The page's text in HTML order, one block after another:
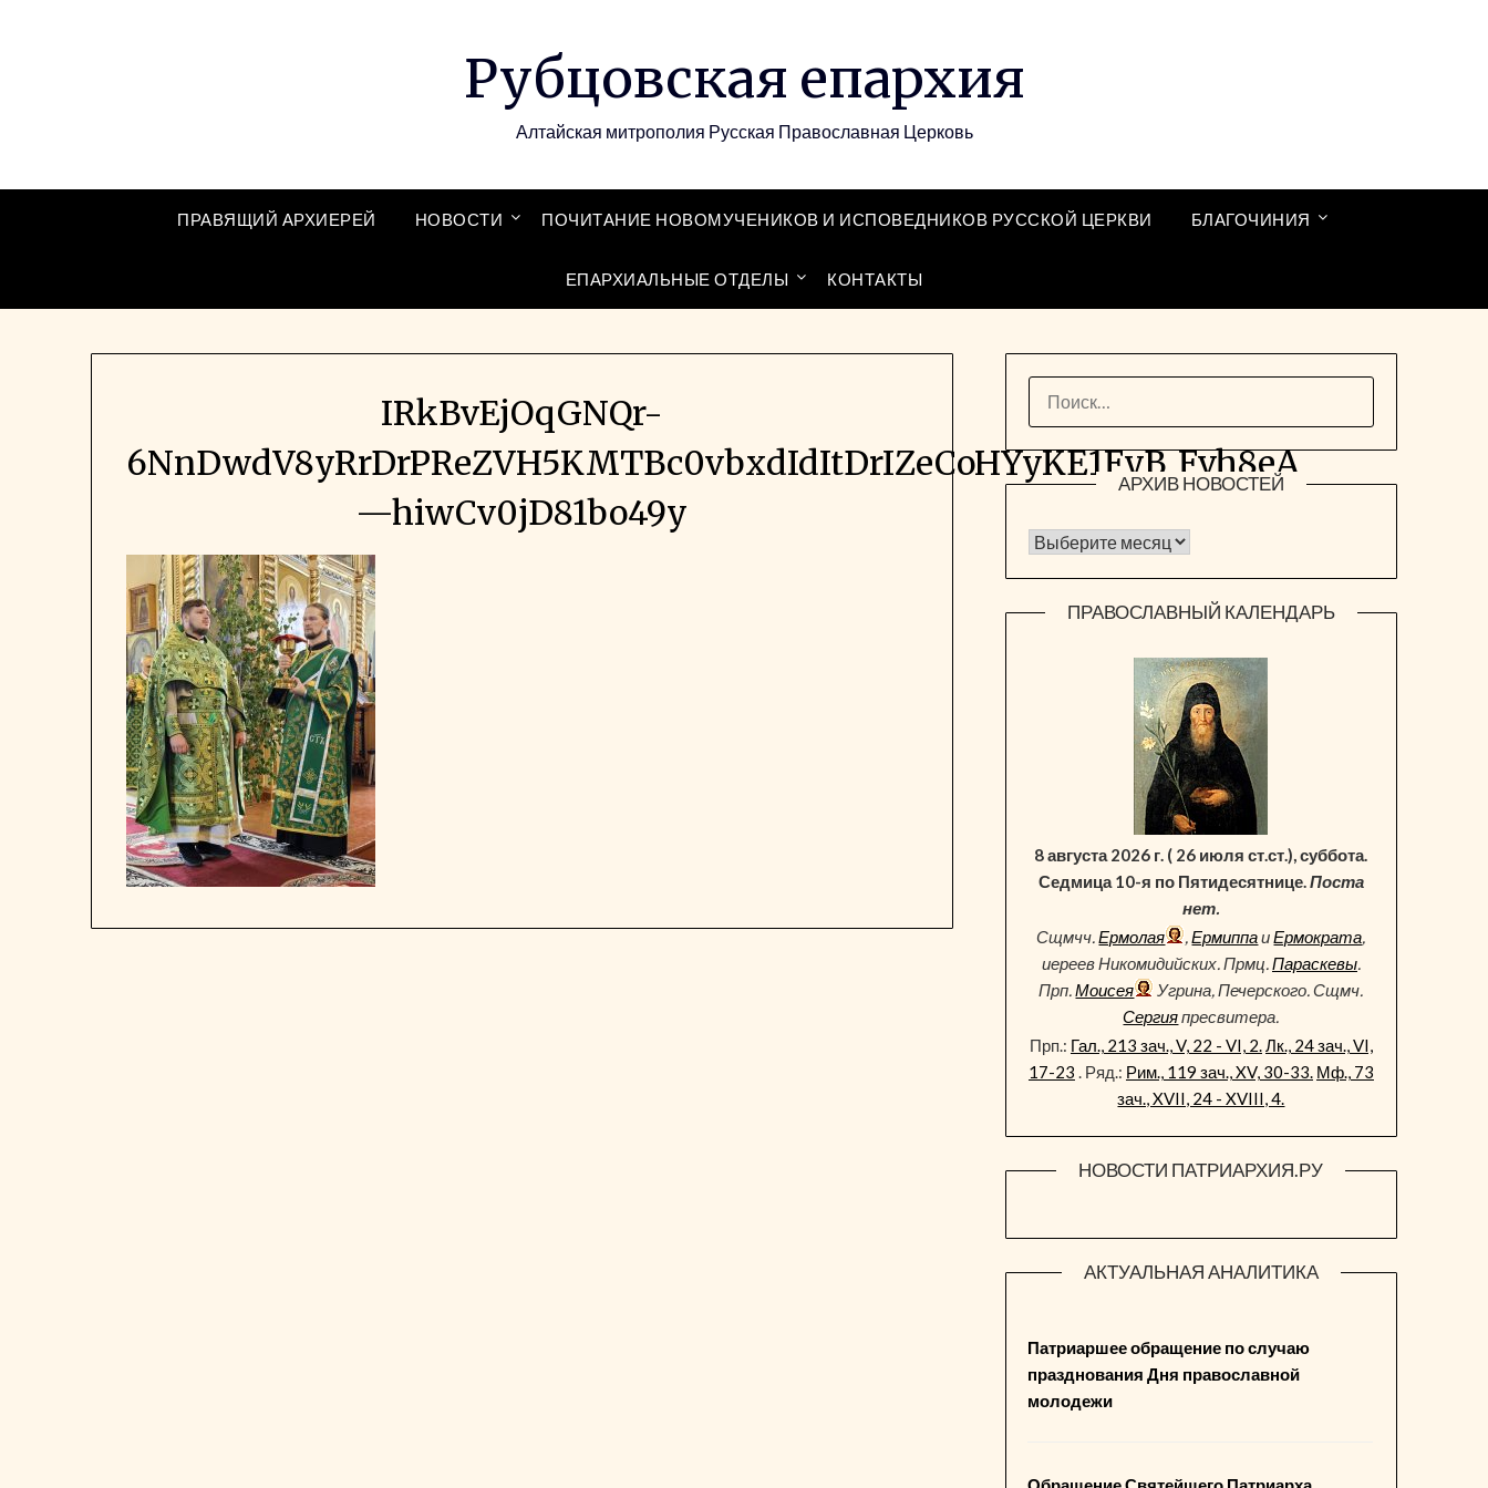
Рубцовская епархия
Алтайская митрополия Русская Православная Церковь
ПРАВЯЩИЙ АРХИЕРЕЙ НОВОСТИ ПОЧИТАНИЕ НОВОМУЧЕНИКОВ И ИСПОВЕДНИКОВ РУССКОЙ ЦЕРКВИ БЛАГОЧИНИЯ
ЕПАРХИАЛЬНЫЕ ОТДЕЛЫ КОНТАКТЫ
IRkBvEjOqGNQr-
6NnDwdV8yRrDrPReZVH5KMTBc0vbxdIdItDrIZeCoHYyKE1FyB_Fvh8eA
—hiwCv0jD81bo49y
АРХИВ НОВОСТЕЙ
Архив новостей
ПРАВОСЛАВНЫЙ КАЛЕНДАРЬ
8 августа 2026 г. ( 26 июля ст.ст.), суббота.
Седмица 10-я по Пятидесятнице.Поста
нет.
Сщмчч.Ермолая ,ЕрмиппаиЕрмократа,
иереев Никомидийских. Прмц.Параскевы.
Прп.Моисея
Угрина, Печерского. Сщмч.
Сергияпресвитера.
Прп.: Гал., 213 зач., V, 22 - VI, 2.Лк., 24 зач., VI,
17-23 . Ряд.: Рим., 119 зач., XV, 30-33. Мф., 73
зач., XVII, 24 - XVIII, 4.
НОВОСТИ ПАТРИАРХИЯ.РУ
АКТУАЛЬНАЯ АНАЛИТИКА
Патриаршее обращение по случаю
празднования Дня православной
молодежи